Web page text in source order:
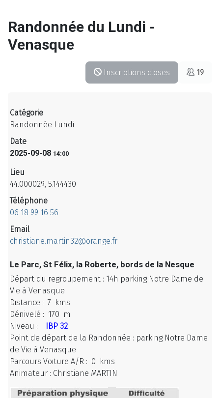
Randonnée du Lundi -
Venasque
Inscriptions closes 19
Catégorie
Randonnée Lundi
Date
2025-09-08 14:00
Lieu
44.000029, 5.144430
Téléphone
06 18 99 16 56
Email
christiane.martin32@orange.fr
Le Parc, St Félix, la Roberte, bords de la Nesque
Départ du regroupement : 14h parking Notre Dame de
Vie à Venasque
Distance : 7 kms
Dénivelé : 170 m
Niveau : IBP 32
Point de départ de la Randonnée : parking Notre Dame
de Vie à Venasque
Parcours Voiture A/R : 0 kms
Animateur : Christiane MARTIN